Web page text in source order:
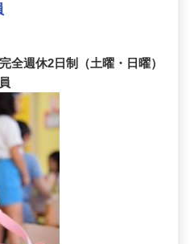
週休2日制（土曜・日曜）